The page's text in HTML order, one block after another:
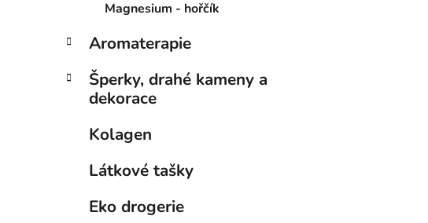
Magnesium - hořčík
Aromaterapie
Šperky, drahé kameny a
dekorace
Kolagen
Látkové tašky
Eko drogerie